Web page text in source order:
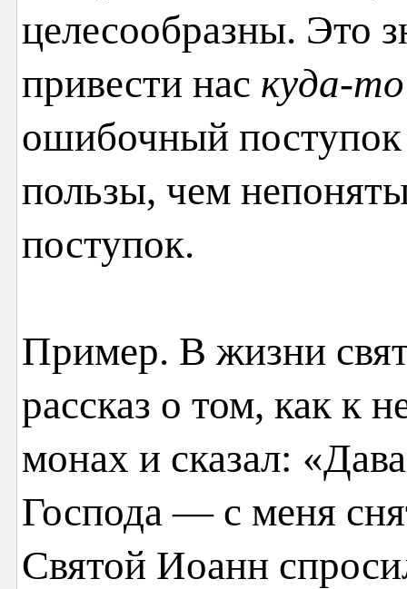
целесообразны. Это
привести нас куда-то
ошибочный
пользы, чем
поступок.
Пример. В жизни
рассказ о том, как к
монах и сказал:
Господа — с меня
Святой Иоанн